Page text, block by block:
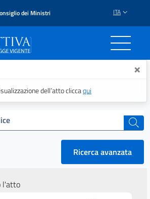
dei Ministri ITA
- Il portale ×
dell’atto cliccaqui
cerca
Ricerca avanzata
l'atto